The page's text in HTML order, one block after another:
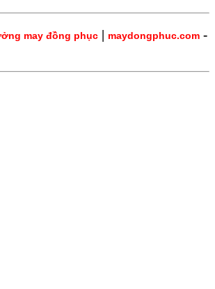
may đồng phục | maydongphuc.com -